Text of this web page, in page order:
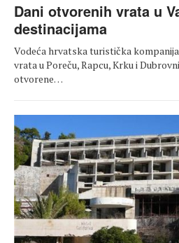
Dani otvorenih vrata u
destinacijama
Vodeća hrvatska turistička
vrata u Poreču, Rapcu, Krku i
otvorene…